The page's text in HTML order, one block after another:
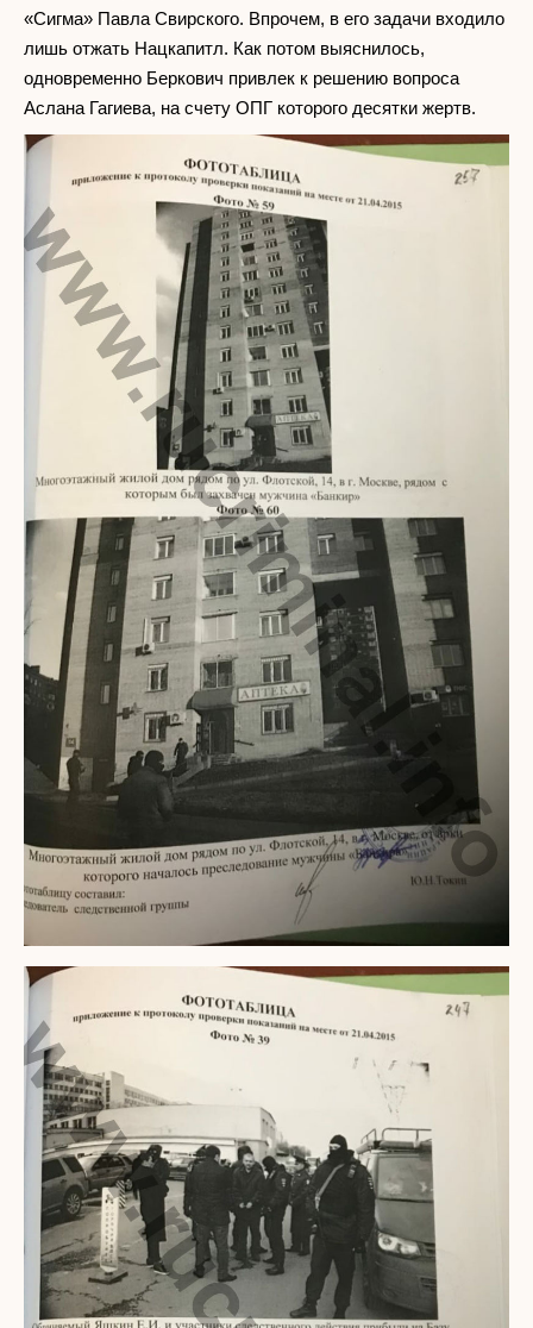
«Сигма» Павла Свирского. Впрочем, в его задачи входило
лишь отжать Нацкапитл. Как потом выяснилось,
одновременно Беркович привлек к решению вопроса
Аслана Гагиева, на счету ОПГ которого десятки жертв.